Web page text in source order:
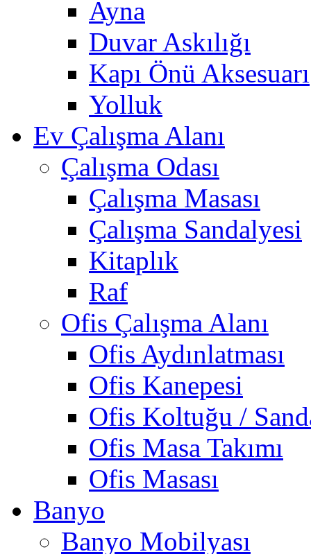
Ayna
Duvar Askılığı
Kapı Önü Aksesuarı
Yolluk
Ev Çalışma Alanı
Çalışma Odası
Çalışma Masası
Çalışma Sandalyesi
Kitaplık
Raf
Ofis Çalışma Alanı
Ofis Aydınlatması
Ofis Kanepesi
Ofis Koltuğu /
Ofis Masa Takımı
Ofis Masası
Banyo
Banyo Mobilyası